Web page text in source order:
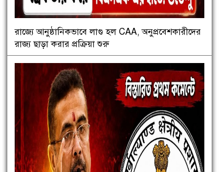
রাজ্যে আনুষ্ঠানিকভাবে লাগু হল CAA, অনুপ্রবেশকারীদের
রাজ্য ছাড়া করার প্রক্রিয়া শুরু